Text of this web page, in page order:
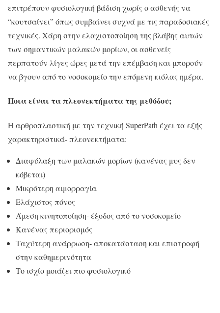
επιτρέπουν φυσιολογική βάδιση χωρίς ο ασθενής να
“κουτσαίνει” όπως συμβαίνει συχνά με τις παραδοσιακές
τεχνικές. Χάρη στην ελαχιστοποίηση της βλάβης αυτών
των σημαντικών μαλακών μορίων, οι ασθενείς
περπατούν λίγες ώρες μετά την επέμβαση και μπορούν
να βγουν από το νοσοκομείο την επόμενη κιόλας ημέρα.
Ποια είναι τα πλεονεκτήματα της μεθόδου;
Η αρθροπλαστική με την τεχνική SuperPath έχει τα εξής
χαρακτηριστικά- πλεονεκτήματα:
Διαφύλαξη των μαλακών μορίων (κανένας μυς δεν
κόβεται)
Μικρότερη αιμορραγία
Ελάχιστος πόνος
Άμεση κινητοποίηση- έξοδος από το νοσοκομείο
Κανένας περιορισμός
Ταχύτερη ανάρρωση- αποκατάσταση και επιστροφή
στην καθημερινότητα
Το ισχίο μοιάζει πιο φυσιολογικό